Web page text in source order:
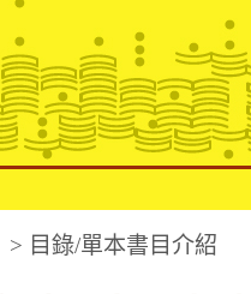
網
> 目錄/單本書目介紹